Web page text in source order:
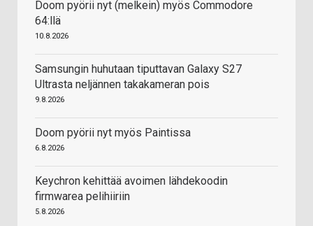
Doom pyörii nyt (melkein) myös Commodore
64:llä
10.8.2026
Samsungin huhutaan tiputtavan Galaxy S27
Ultrasta neljännen takakameran pois
9.8.2026
Doom pyörii nyt myös Paintissa
6.8.2026
Keychron kehittää avoimen lähdekoodin
firmwarea pelihiiriin
5.8.2026